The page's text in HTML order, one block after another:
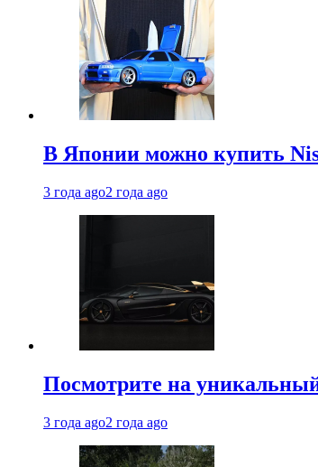
В Японии можно купить
3 года ago2 года ago
Посмотрите на уникальный
3 года ago2 года ago